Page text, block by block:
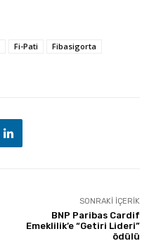
Fi-Pati
Fibasigorta
SONRAKI İÇERIK
BNP Paribas Cardif
Emeklilik’e “Getiri Lideri”
ödülü